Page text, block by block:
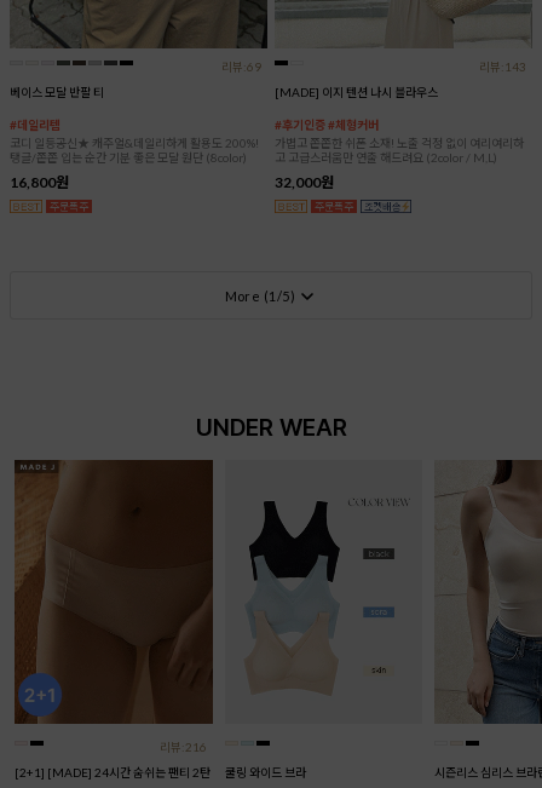
리뷰:69
베이스 모달 반팔 티
#데일리템
코디 일등공신★ 캐주얼&데일리하게 활용도 200%!
탱글/쫀쫀 입는 순간 기분 좋은 모달 원단 (8color)
16,800원
리뷰:143
[MADE] 이지 텐션 나시 블라우스
#후기인증 #체형커버
가볍고 쫀쫀한 쉬폰 소재! 노출 걱정 없이 여리여리하
고 고급스러움만 연출 해드려요 (2color / M,L)
32,000원
More (1 /5)
UNDER WEAR
리뷰:216
[2+1] [MADE] 24시간 숨쉬는 팬티 2탄
쿨링 와이드 브라 시즌리스 심리스 브라